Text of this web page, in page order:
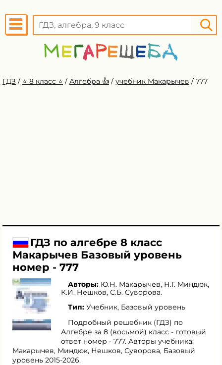
ГДЗ / ⭐️ 8 класс ⭐️ / Алгебра 👍 / учебник Макарычев / 777
ГДЗ по алгебре 8 класс
Макарычев Базовый уровень
номер - 777
Авторы: Ю.Н. Макарычев, Н.Г. Миндюк,
К.И. Нешков, С.Б. Суворова.
Тип: Учебник, Базовый уровень
Подробный решебник (ГДЗ) по
Алгебре за 8 (восьмой) класс - готовый
ответ номер - 777. Авторы учебника:
Макарычев, Миндюк, Нешков, Суворова, Базовый
уровень 2015-2026.